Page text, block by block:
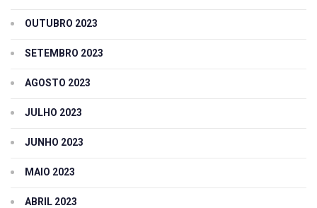
OUTUBRO 2023
SETEMBRO 2023
AGOSTO 2023
JULHO 2023
JUNHO 2023
MAIO 2023
ABRIL 2023